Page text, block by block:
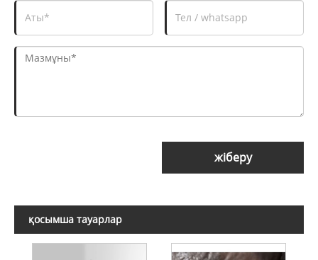
жіберу
қосымша тауарлар